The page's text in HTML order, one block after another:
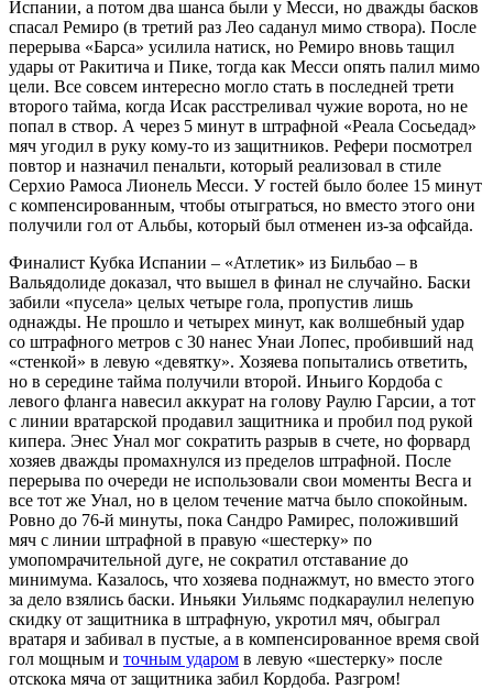
Испании, а потом два шанса были у Месси, но дважды басков
спасал Ремиро (в третий раз Лео саданул мимо створа). После
перерыва «Барса» усилила натиск, но Ремиро вновь тащил
удары от Ракитича и Пике, тогда как Месси опять палил мимо
цели. Все совсем интересно могло стать в последней трети
второго тайма, когда Исак расстреливал чужие ворота, но не
попал в створ. А через 5 минут в штрафной «Реала Сосьедад»
мяч угодил в руку кому-то из защитников. Рефери посмотрел
повтор и назначил пенальти, который реализовал в стиле
Серхио Рамоса Лионель Месси. У гостей было более 15 минут
с компенсированным, чтобы отыграться, но вместо этого они
получили гол от Альбы, который был отменен из-за офсайда.
Финалист Кубка Испании – «Атлетик» из Бильбао – в
Вальядолиде доказал, что вышел в финал не случайно. Баски
забили «пусела» целых четыре гола, пропустив лишь
однажды. Не прошло и четырех минут, как волшебный удар
со штрафного метров с 30 нанес Унаи Лопес, пробивший над
«стенкой» в левую «девятку». Хозяева попытались ответить,
но в середине тайма получили второй. Иньиго Кордоба с
левого фланга навесил аккурат на голову Раулю Гарсии, а тот
с линии вратарской продавил защитника и пробил под рукой
кипера. Энес Унал мог сократить разрыв в счете, но форвард
хозяев дважды промахнулся из пределов штрафной. После
перерыва по очереди не использовали свои моменты Весга и
все тот же Унал, но в целом течение матча было спокойным.
Ровно до 76-й минуты, пока Сандро Рамирес, положивший
мяч с линии штрафной в правую «шестерку» по
умопомрачительной дуге, не сократил отставание до
минимума. Казалось, что хозяева поднажмут, но вместо этого
за дело взялись баски. Иньяки Уильямс подкараулил нелепую
скидку от защитника в штрафную, укротил мяч, обыграл
вратаря и забивал в пустые, а в компенсированное время свой
гол мощным и точным ударом в левую «шестерку» после
отскока мяча от защитника забил Кордоба. Разгром!